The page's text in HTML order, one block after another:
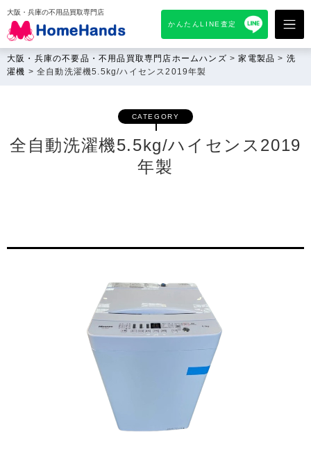
大阪・兵庫の不用品買取専門店
かんたんLINE査定
大阪・兵庫の不要品・不用品買取専門店ホームハンズ >家電製品 > 洗
濯機 >全自動洗濯機5.5kg/ハイセンス2019年製
CATEGORY
全自動洗濯機5.5kg/ハイセンス2019
年製